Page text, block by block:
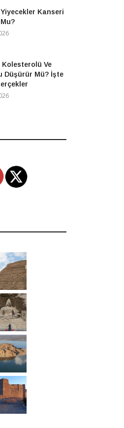
Kanseri
Kolesterolü Ve
Düşürür Mü? İşte